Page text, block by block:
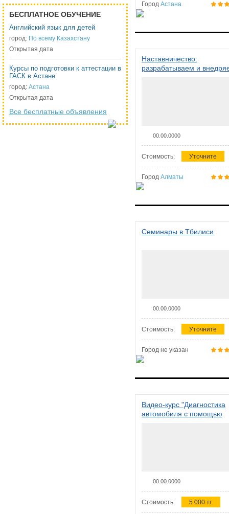
БЕСПЛАТНОЕ ОБУЧЕНИЕ
Английский язык для детей
город: По всему Казахстану
Открытая дата
Курсы по подготовки к аттестации в
ГАСК в Астане
город: Астана
Открытая дата
Все бесплатные объявления
Город Астана
Наставничество:
разрабатываем и
00.00.0000
Стоимость: Уточните
Город Алматы
Семинары в Тбилиси
00.00.0000
Стоимость: Уточните
Город не указан
Видео-курс "Диагностика
автомобиля с помощью
00.00.0000
Стоимость: 5 000 тг.